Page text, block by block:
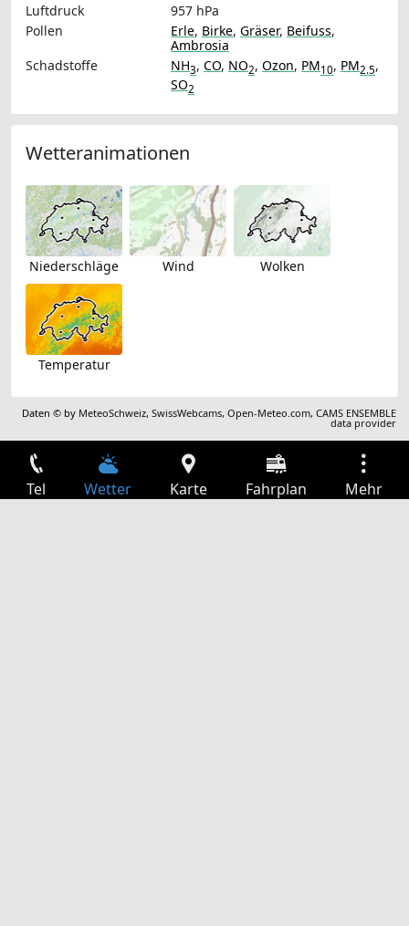
Luftdruck
957 hPa
Pollen
Erle, Birke, Gräser, Beifuss,
Ambrosia
Schadstoffe
NH3, CO, NO2, Ozon, PM10, PM2.5,
SO2
Wetteranimationen
Niederschläge Wind Wolken
Temperatur
Daten © by MeteoSchweiz,SwissWebcams,Open-Meteo.com,CAMS ENSEMBLE
data provider
Tel Wetter Karte Fahrplan Mehr